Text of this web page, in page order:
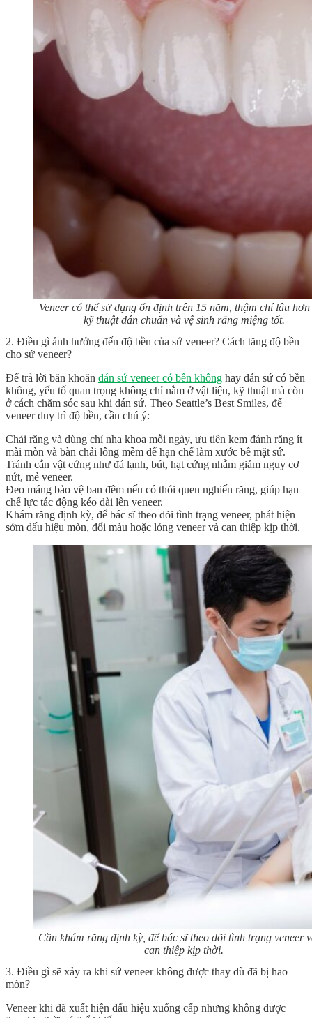
Veneer có thể sử dụng ổn định trên 15 năm, thậm chí lâu hơn
kỹ thuật dán chuẩn và vệ sinh răng miệng tốt.
2. Điều gì ảnh hưởng đến độ bền của sứ veneer? Cách tăng độ bền
cho sứ veneer?
Để trả lời băn khoăn dán sứ veneer có bền không hay dán sứ có bền
không, yếu tố quan trọng không chỉ nằm ở vật liệu, kỹ thuật mà còn
ở cách chăm sóc sau khi dán sứ. Theo Seattle’s Best Smiles, để
veneer duy trì độ bền, cần chú ý:
Chải răng và dùng chỉ nha khoa mỗi ngày, ưu tiên kem đánh răng ít
mài mòn và bàn chải lông mềm để hạn chế làm xước bề mặt sứ.
Tránh cắn vật cứng như đá lạnh, bút, hạt cứng nhằm giảm nguy cơ
nứt, mẻ veneer.
Đeo máng bảo vệ ban đêm nếu có thói quen nghiến răng, giúp hạn
chế lực tác động kéo dài lên veneer.
Khám răng định kỳ, để bác sĩ theo dõi tình trạng veneer, phát hiện
sớm dấu hiệu mòn, đổi màu hoặc lỏng veneer và can thiệp kịp thời.
Cần khám răng định kỳ, để bác sĩ theo dõi tình trạng veneer
can thiệp kịp thời.
3. Điều gì sẽ xảy ra khi sứ veneer không được thay dù đã bị hao
mòn?
Veneer khi đã xuất hiện dấu hiệu xuống cấp nhưng không được